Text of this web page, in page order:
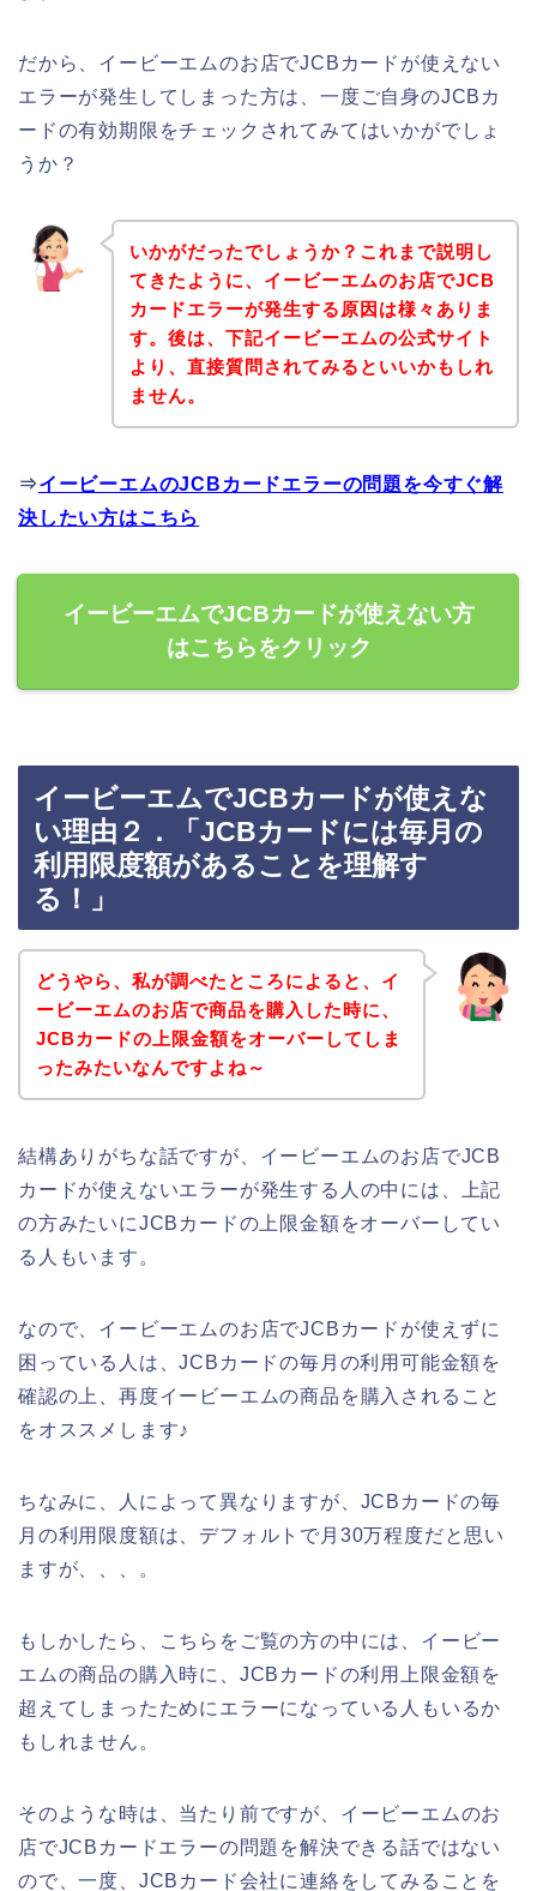
だから、イービーエムのお店でJCBカードが使えない
エラーが発生してしまった方は、一度ご自身のJCBカ
ードの有効期限をチェックされてみてはいかがでしょ
うか？
いかがだったでしょうか？これまで説明し
てきたように、イービーエムのお店でJCB
カードエラーが発生する原因は様々ありま
す。後は、下記イービーエムの公式サイト
より、直接質問されてみるといいかもしれ
ません。
⇒イービーエムのJCBカードエラーの問題を今すぐ解
決したい方はこちら
イービーエムでJCBカードが使えない方
はこちらをクリック
イービーエムでJCBカードが使えな
い理由２．「JCBカードには毎月の
利用限度額があることを理解す
る！」
どうやら、私が調べたところによると、イ
ービーエムのお店で商品を購入した時に、
JCBカードの上限金額をオーバーしてしま
ったみたいなんですよね～
結構ありがちな話ですが、イービーエムのお店でJCB
カードが使えないエラーが発生する人の中には、上記
の方みたいにJCBカードの上限金額をオーバーしてい
る人もいます。
なので、イービーエムのお店でJCBカードが使えずに
困っている人は、JCBカードの毎月の利用可能金額を
確認の上、再度イービーエムの商品を購入されること
をオススメします♪
ちなみに、人によって異なりますが、JCBカードの毎
月の利用限度額は、デフォルトで月30万程度だと思い
ますが、、、。
もしかしたら、こちらをご覧の方の中には、イービー
エムの商品の購入時に、JCBカードの利用上限金額を
超えてしまったためにエラーになっている人もいるか
もしれません。
そのような時は、当たり前ですが、イービーエムのお
店でJCBカードエラーの問題を解決できる話ではない
ので、一度、JCBカード会社に連絡をしてみることを